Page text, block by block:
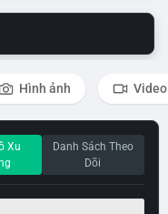
Hình ảnh Video
Xu
Danh Sách Theo
Dõi